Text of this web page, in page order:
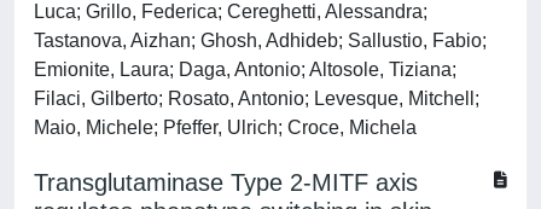
Luca; Grillo, Federica; Cereghetti, Alessandra;
Tastanova, Aizhan; Ghosh, Adhideb; Sallustio, Fabio;
Emionite, Laura; Daga, Antonio; Altosole, Tiziana;
Filaci, Gilberto; Rosato, Antonio; Levesque, Mitchell;
Maio, Michele; Pfeffer, Ulrich; Croce, Michela
Transglutaminase Type 2-MITF axis